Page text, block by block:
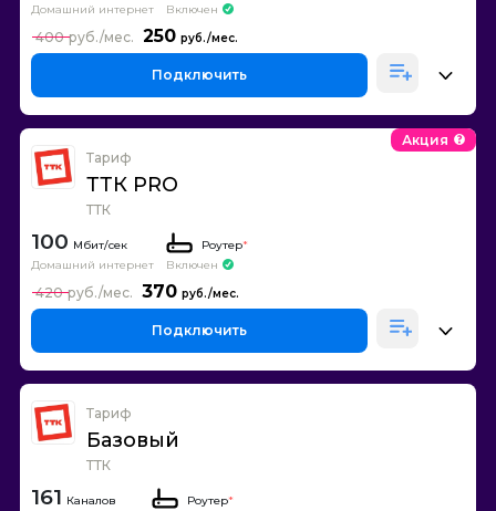
Домашний интернет
Включен
250
400
Подключить
Тариф
ТТК PRO
ТТК
Акция
100
Домашний интернет
Роутер*
Включен
370
420
Подключить
Тариф
Базовый
ТТК
161 Каналов
Роутер*